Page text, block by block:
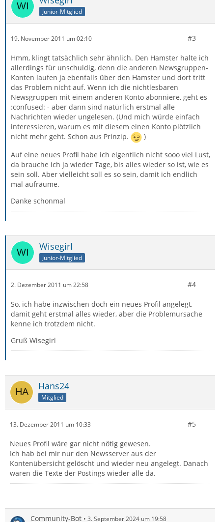
Junior-Mitglied
19. November 2011 um 02:10 #3
Hmm, klingt tatsächlich sehr ähnlich. Den Hamster halte ich
allerdings für unschuldig, denn die anderen Newsgruppen-
Konten laufen ja ebenfalls über den Hamster und dort tritt
das Problem nicht auf. Wenn ich die nichtlesbaren
Newsgruppen mit einem anderen Konto abonniere, geht es
:confused: - aber dann sind natürlich erstmal alle
Nachrichten wieder ungelesen. (Und mich würde einfach
interessieren, warum es mit diesem einen Konto plötzlich
nicht mehr geht. Schon aus Prinzip.
)
Auf eine neues Profil habe ich eigentlich nicht sooo viel Lust,
da brauche ich ja wieder Tage, bis alles wieder so ist, wie es
sein soll. Aber vielleicht soll es so sein, damit ich endlich
mal aufräume.
Danke schonmal
Wisegirl
Junior-Mitglied
2. Dezember 2011 um 22:58 #4
So, ich habe inzwischen doch ein neues Profil angelegt,
damit geht erstmal alles wieder, aber die Problemursache
kenne ich trotzdem nicht.
Gruß Wisegirl
Hans24
Mitglied
13. Dezember 2011 um 10:33 #5
Neues Profil wäre gar nicht nötig gewesen.
Ich hab bei mir nur den Newsserver aus der
Kontenübersicht gelöscht und wieder neu angelegt. Danach
waren die Texte der Postings wieder alle da.
Community-Bot 3. September 2024 um 19:58